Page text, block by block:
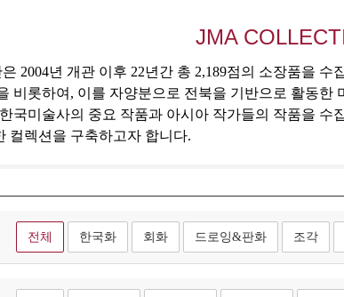
JMA
2004년 개관 이후 22년간 총 2,189점의 소장품을
비롯하여, 이를 자양분으로 전북을 기반으로 활동한
국미술사의 중요 작품과 아시아 작가들의 작품을 수
컬렉션을 구축하고자 합니다.
전체 한국화 회화 드로잉&판화 조각